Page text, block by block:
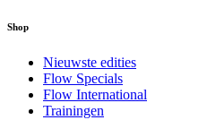
Shop
Nieuwste edities
Flow Specials
Flow International
Trainingen